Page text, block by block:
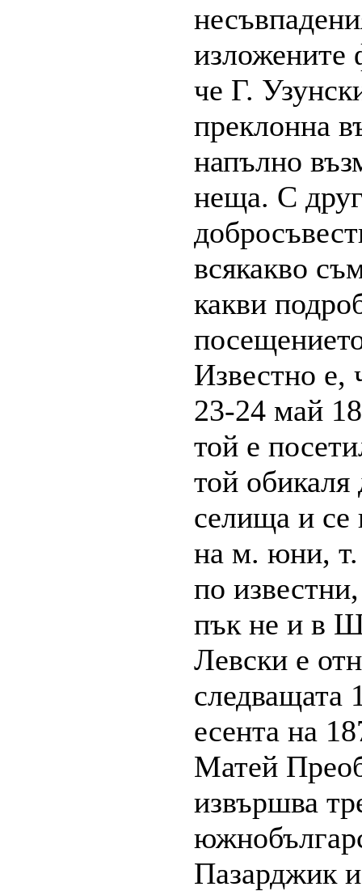
изложените
че Г.
преклонна
напълно
неща. С
всякакво
какви
Известно е,
23-24 май
той е
той
селища и се
на м. юни, т.
по
пък не и в
Левски е
следващата
есента на
Матей
извършва
Пазарджик и